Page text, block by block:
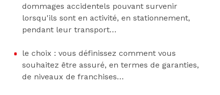
dommages accidentels pouvant survenir
lorsqu'ils sont en activité, en stationnement,
pendant leur transport…
le choix : vous définissez comment vous
souhaitez être assuré, en termes de garanties,
de niveaux de franchises…